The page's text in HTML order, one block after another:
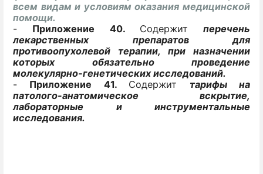
всем видам и условиям оказания медицинской
помощи.
-
Приложение 40. Содержит перечень
лекарственных препаратов для
противоопухолевой терапии, при назначении
которых обязательно проведение
молекулярно-генетических исследований.
-
Приложение 41. Содержит тарифы на
патолого-анатомическое вскрытие,
лабораторные и инструментальные
исследования.